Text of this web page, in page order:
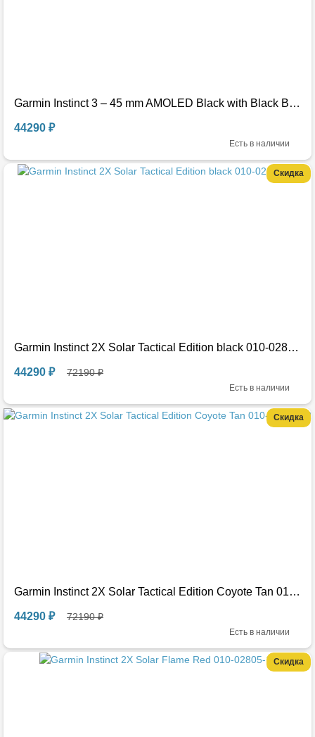
Garmin Instinct 3 – 45 mm AMOLED Black with Black Band 010-02936-00
Есть в наличии
44290 ₽
Скидка
Garmin Instinct 2X Solar Tactical Edition black 010-02805-13
Есть в наличии
44290 ₽ 72190 ₽
Скидка
Garmin Instinct 2X Solar Tactical Edition Coyote Tan 010-02805-12
Есть в наличии
44290 ₽ 72190 ₽
Скидка